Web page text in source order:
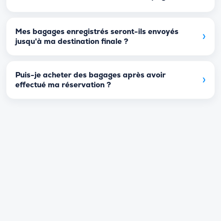
Mes bagages enregistrés seront-ils envoyés
jusqu'à ma destination finale ?
›
Puis-je acheter des bagages après avoir
effectué ma réservation ?
›